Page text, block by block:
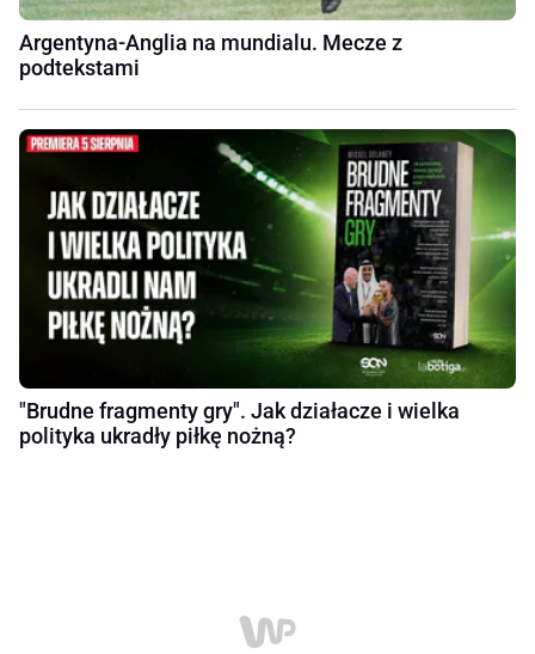
Argentyna-Anglia na mundialu. Mecze z
podtekstami
"Brudne fragmenty gry". Jak działacze i wielka
polityka ukradły piłkę nożną?